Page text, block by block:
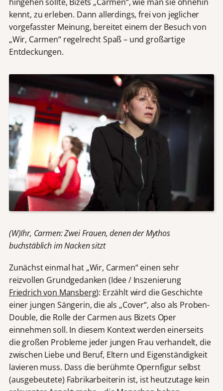
kennt, zu erleben. Dann allerdings, frei von jeglicher
vorgefasster Meinung, bereitet einem der Besuch von
„Wir, Carmen“ regelrecht Spaß – und großartige
Entdeckungen.
(W)Ihr, Carmen: Zwei Frauen, denen der Mythos
buchstäblich im Nacken sitzt
Zunächst einmal hat „Wir, Carmen“ einen sehr
reizvollen Grundgedanken (Idee / Inszenierung
Friedrich von Mansberg): Erzählt wird die Geschichte
einer jungen Sängerin, die als „Cover“, also als Proben-
Double, die Rolle der Carmen aus Bizets Oper
einnehmen soll. In diesem Kontext werden einerseits
die großen Probleme jeder jungen Frau verhandelt, die
zwischen Liebe und Beruf, Eltern und Eigenständigkeit
lavieren muss. Dass die berühmte Opernfigur selbst
(ausgebeutete) Fabrikarbeiterin ist, ist heutzutage kein